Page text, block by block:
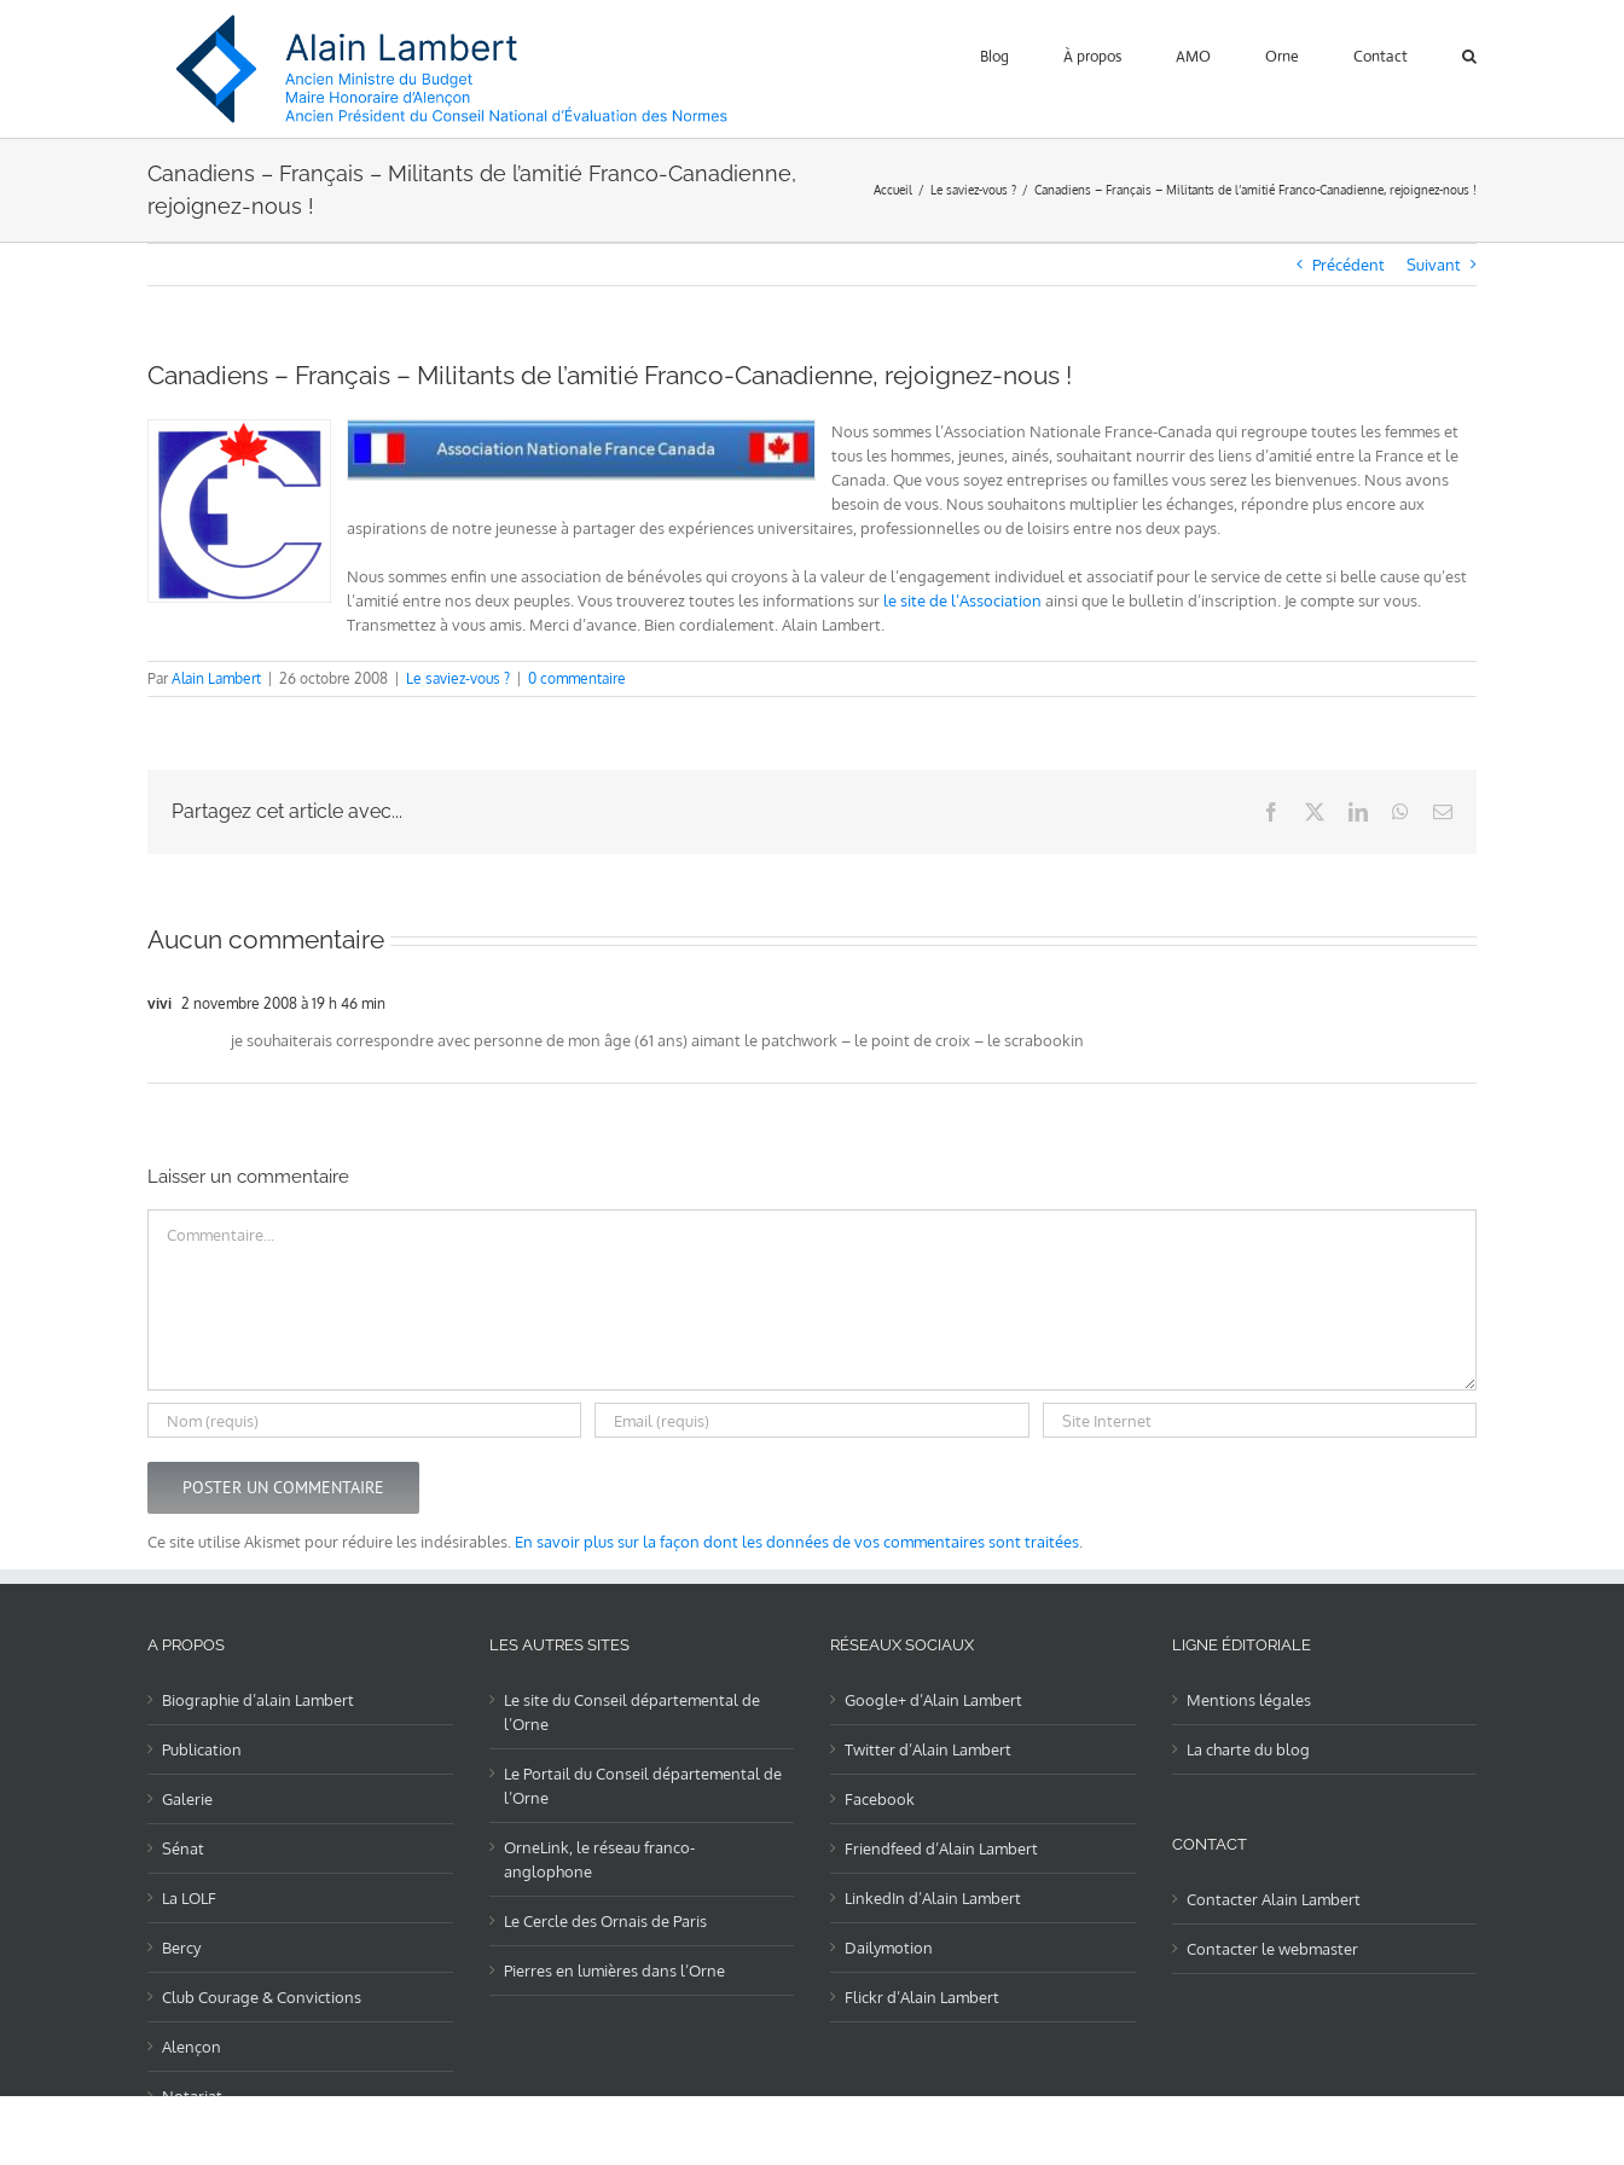
Blog À propos AMO Orne Contact
Canadiens – Français – Militants de l’amitié Franco-Canadienne,
rejoignez-nous !
Accueil Le saviez-vous ? Canadiens – Français – Militants de l’amitié Franco-Canadienne, rejoignez-nous !
Précédent Suivant
Canadiens – Français – Militants de l’amitié Franco-Canadienne, rejoignez-nous !
Nous sommes l’Association Nationale France-Canada qui regroupe toutes les femmes et
tous les hommes, jeunes, ainés, souhaitant nourrir des liens d’amitié entre la France et le
Canada. Que vous soyez entreprises ou familles vous serez les bienvenues. Nous avons
besoin de vous. Nous souhaitons multiplier les échanges, répondre plus encore aux
aspirations de notre jeunesse à partager des expériences universitaires, professionnelles ou de loisirs entre nos deux pays.
Nous sommes enfin une association de bénévoles qui croyons à la valeur de l’engagement individuel et associatif pour le service de cette si belle cause qu’est
l’amitié entre nos deux peuples. Vous trouverez toutes les informations sur le site de l’Association ainsi que le bulletin d’inscription. Je compte sur vous.
Transmettez à vous amis. Merci d’avance. Bien cordialement. Alain Lambert.
ParAlain Lambert 26 octobre 2008 Le saviez-vous ? 0 commentaire
Partagez cet article avec... Facebook LinkedInWhatsApp
Email
Aucun commentaire
vivi 2 novembre 2008 à 19 h 46 min
je souhaiterais correspondre avec personne de mon âge (61 ans) aimant le patchwork – le point de croix – le scrabookin
Laisser un commentaire
Ce site utilise Akismet pour réduire les indésirables. En savoir plus sur la façon dont les données de vos commentaires sont traitées
A PROPOS
Biographie d’alain Lambert
Publication
Galerie
Sénat
La LOLF
Bercy
Club Courage & Convictions
Alençon
Notariat
LES AUTRES SITES
Le site du Conseil départemental de
l’Orne
Le Portail du Conseil départemental de
l’Orne
OrneLink, le réseau franco-
anglophone
Le Cercle des Ornais de Paris
Pierres en lumières dans l’Orne
RÉSEAUX SOCIAUX
Google+ d’Alain Lambert
Twitter d’Alain Lambert
Facebook
Friendfeed d’Alain Lambert
LinkedIn d’Alain Lambert
Dailymotion
Flickr d’Alain Lambert
LIGNE ÉDITORIALE
Mentions légales
La charte du blog
CONTACT
Contacter Alain Lambert
Contacter le webmaster